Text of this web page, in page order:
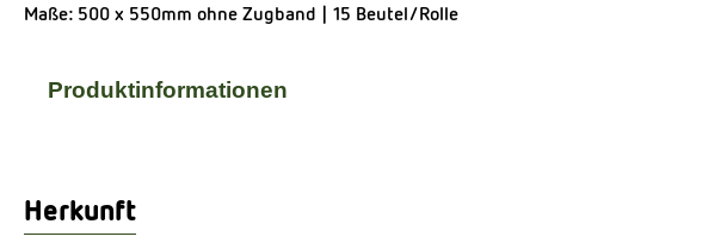
Maße: 500 x 550mm ohne Zugband | 15 Beutel/Rolle
Produktinformationen
Herkunft